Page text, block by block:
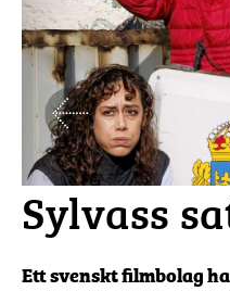
Föregående
Sylvass
Ett svenskt filmbolag